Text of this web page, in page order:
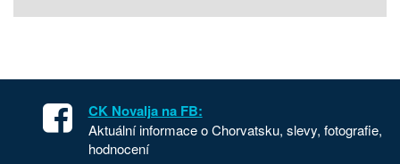
CK Novalja na FB:
Aktuální informace o Chorvatsku, slevy, fotografie,
hodnocení